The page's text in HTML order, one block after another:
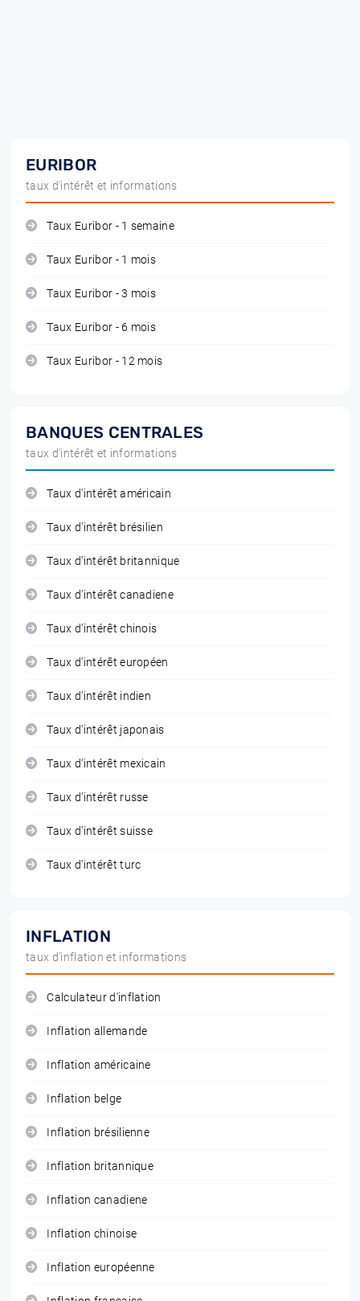
EURIBOR
taux d'intérêt et informations
Taux Euribor - 1 semaine
Taux Euribor - 1 mois
Taux Euribor - 3 mois
Taux Euribor - 6 mois
Taux Euribor - 12 mois
BANQUES CENTRALES
taux d'intérêt et informations
Taux d'intérêt américain
Taux d'intérêt brésilien
Taux d'intérêt britannique
Taux d'intérêt canadiene
Taux d'intérêt chinois
Taux d'intérêt européen
Taux d'intérêt indien
Taux d'intérêt japonais
Taux d'intérêt mexicain
Taux d'intérêt russe
Taux d'intérêt suisse
Taux d'intérêt turc
INFLATION
taux d'inflation et informations
Calculateur d'inflation
Inflation allemande
Inflation américaine
Inflation belge
Inflation brésilienne
Inflation britannique
Inflation canadiene
Inflation chinoise
Inflation européenne